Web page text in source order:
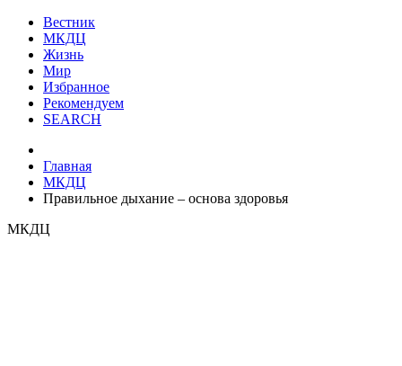
Вестник
МКДЦ
Жизнь
Мир
Избранное
Рекомендуем
SEARCH
Главная
МКДЦ
Правильное дыхание – основа здоровья
МКДЦ